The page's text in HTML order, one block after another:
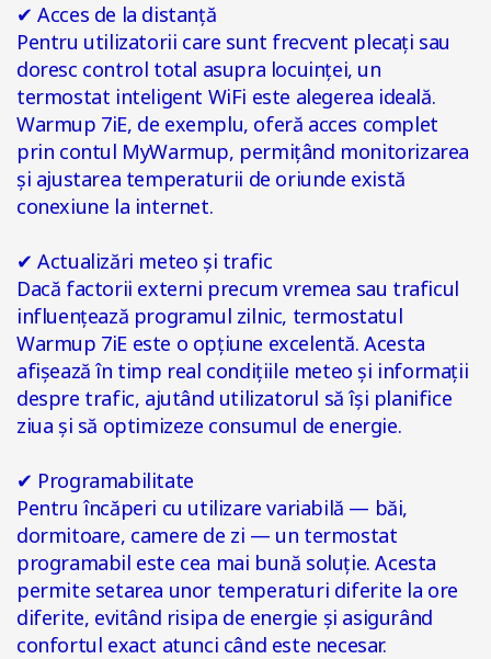
✔Acces de la distanță
Pentru utilizatorii care sunt frecvent plecați sau
doresc control total asupra locuinței, un
termostat inteligent WiFi este alegerea ideală.
Warmup 7iE, de exemplu, oferă acces complet
prin contul MyWarmup, permițând monitorizarea
și ajustarea temperaturii de oriunde există
conexiune la internet.
✔Actualizări meteo și trafic
Dacă factorii externi precum vremea sau traficul
influențează programul zilnic, termostatul
Warmup 7iE este o opțiune excelentă. Acesta
afișează în timp real condițiile meteo și informații
despre trafic, ajutând utilizatorul să își planifice
ziua și să optimizeze consumul de energie.
✔ Programabilitate
Pentru încăperi cu utilizare variabilă — băi,
dormitoare, camere de zi — un termostat
programabil este cea mai bună soluție. Acesta
permite setarea unor temperaturi diferite la ore
diferite, evitând risipa de energie și asigurând
confortul exact atunci când este necesar.